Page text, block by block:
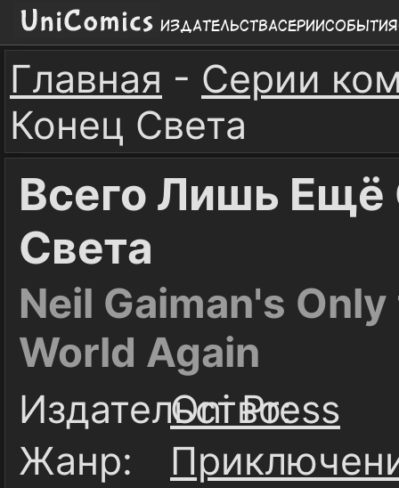
ИздательстваСерииСобытия
Главная - Серии
Конец Света
Всего Лишь Ещё
Света
Neil Gaiman's
World Again
Издательство:
Oni Press
Жанр: